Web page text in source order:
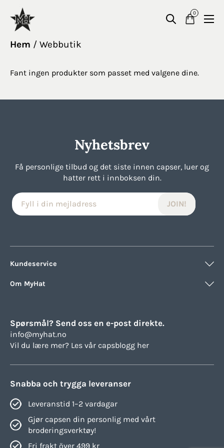
0
Hem Webbutik
Fant ingen produkter som passet med valgene dine.
Nyhetsbrev
Få personlige tilbud og det siste innen capser, luer og
hatter rett i innboksen din.
Kundeservice
Om MyHat
Spørsmål? Send oss en e-post direkte.
info@myhat.no
Vil du lære mer? Les vår capsblogg her
Snabba och trygga leveranser
Leveranstid 1–2 vardagar
Gjør capsen din personlig med vårt
broderingsverktøy!
Fri frakt över 499 kr